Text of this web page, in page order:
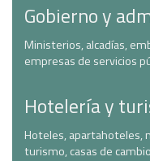
Gobierno y
Ministerios, alcadías,
empresas de servicios
Hotelería y
Hoteles, apartahoteles,
turismo, casas de